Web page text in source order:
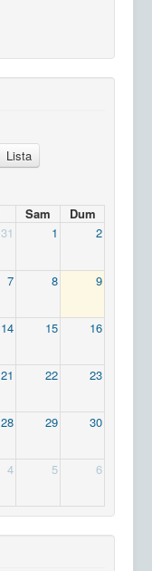
Lista
Sam
Dum
31 1 2
7 8 9
14 15 16
21 22 23
28 29 30
4 5 6